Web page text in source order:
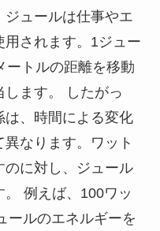
ュールは仕事やエ
されます。1ジュー
ートルの距離を移動
ます。 したがっ
は、時間による変化
なります。ワット
のに対し、ジュール
例えば、100ワッ
ールのエネルギーを